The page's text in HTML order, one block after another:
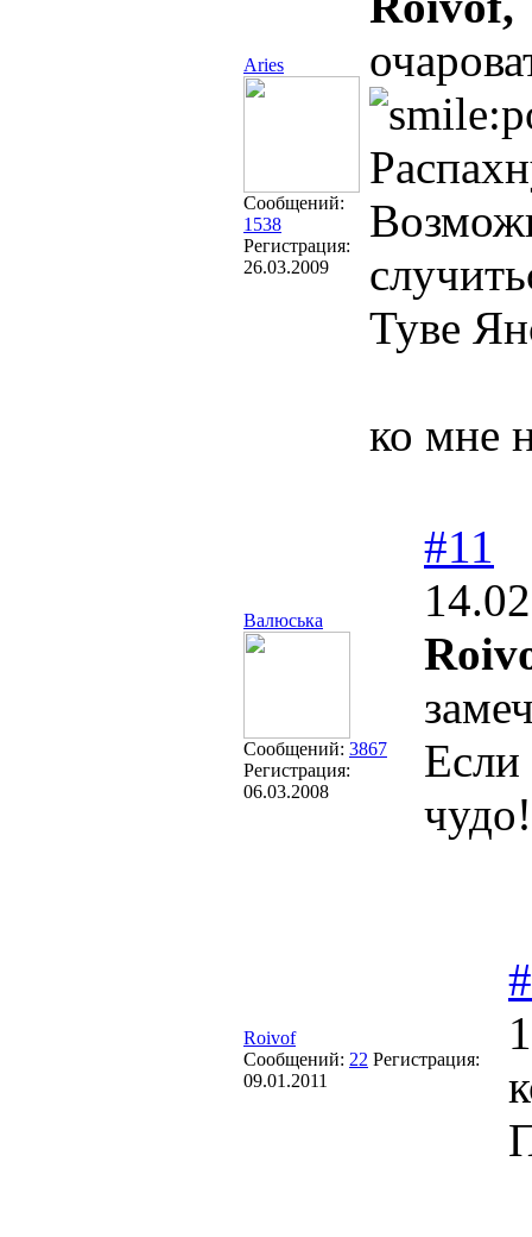
Aries
Сообщений:
1538
Регистрация:
26.03.2009
Туве
ко мне
Валюська
Сообщений: 3867
Регистрация:
06.03.2008
#11
Если
Roivof
Сообщений: 22 Регистрация:
09.01.2011